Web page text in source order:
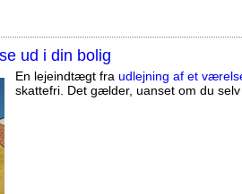
ud i din bolig
En lejeindtægt fra udlejning af et
skattefri. Det gælder, uanset om du